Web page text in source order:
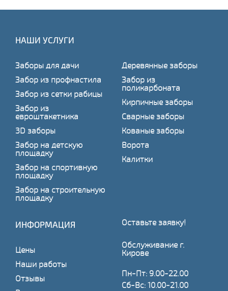
НАШИ УСЛУГИ
Заборы для дачи
Забор из профнастила
Забор из сетки рабицы
Забор из
евроштакетника
3D заборы
Забор на детскую
площадку
Забор на спортивную
площадку
Забор на строительную
площадку
Деревянные заборы
Забор из
поликарбоната
Кирпичные заборы
Сварные заборы
Кованые заборы
Ворота
Калитки
ИНФОРМАЦИЯ
Цены
Наши работы
Отзывы
Оставьте заявку!
Обслуживание г.
Кирове
Пн-Пт: 9.00-22.00
Сб-Вс: 10.00-21.00